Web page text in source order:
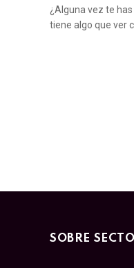
¿Alguna vez te
tiene algo que ver
SOBRE